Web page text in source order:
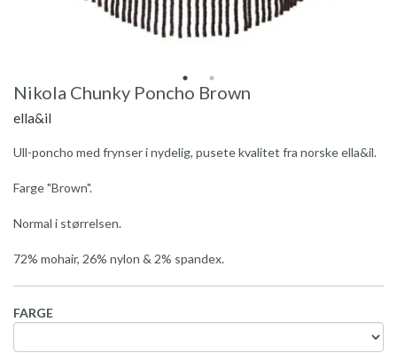
Nikola Chunky Poncho Brown
ella&il
Ull-poncho med frynser i nydelig, pusete kvalitet fra norske ella&il.
Farge "Brown".
Normal i størrelsen.
72% mohair, 26% nylon & 2% spandex.
FARGE